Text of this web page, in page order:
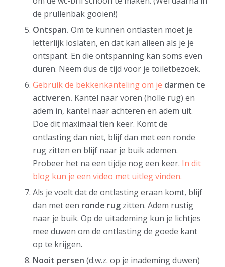
de prullenbak gooien!)
Ontspan. Om te kunnen ontlasten moet je
letterlijk loslaten, en dat kan alleen als je je
ontspant. En die ontspanning kan soms even
duren. Neem dus de tijd voor je toiletbezoek.
Gebruik de bekkenkanteling om je darmen te
activeren. Kantel naar voren (holle rug) en
adem in, kantel naar achteren en adem uit.
Doe dit maximaal tien keer. Komt de
ontlasting dan niet, blijf dan met een ronde
rug zitten en blijf naar je buik ademen.
Probeer het na een tijdje nog een keer. In dit
blog kun je een video met uitleg vinden.
Als je voelt dat de ontlasting eraan komt, blijf
dan met een ronde rugzitten. Adem rustig
naar je buik. Op de uitademing kun je lichtjes
mee duwen om de ontlasting de goede kant
op te krijgen.
Nooit persen (d.w.z. op je inademing duwen)